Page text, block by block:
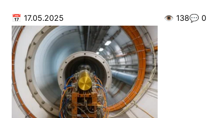
📅 17.05.2025 👁️ 138💬 0